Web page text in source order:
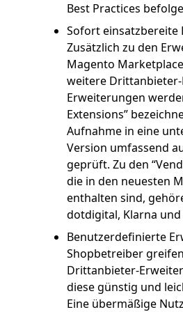
Best Practices
Sofort einsatzbereite
Zusätzlich zu den
Magento
weitere
Erweiterungen
Extensions”
Aufnahme in eine
Version umfassend
geprüft. Zu den
die in den neuesten
enthalten sind,
dotdigital, Klarna und
Benutzerdefinierte
Shopbetreiber
Drittanbieter-
diese günstig und
Eine übermäßige